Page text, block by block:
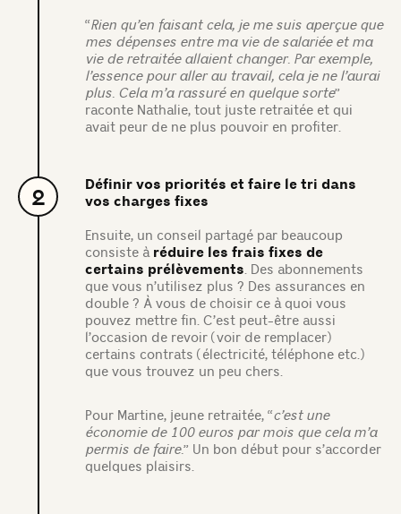
“Rien qu’en faisant cela, je me suis aperçue que
mes dépenses entre ma vie de salariée et ma
vie de retraitée allaient changer. Par exemple,
l’essence pour aller au travail, cela je ne l’aurai
plus. Cela m’a rassuré en quelque sorte”
raconte Nathalie, tout juste retraitée et qui
avait peur de ne plus pouvoir en profiter.
2
Définir vos priorités et faire le tri dans
vos charges fixes
Ensuite, un conseil partagé par beaucoup
consiste à réduire les frais fixes de
certains prélèvements. Des abonnements
que vous n’utilisez plus ? Des assurances en
double ? À vous de choisir ce à quoi vous
pouvez mettre fin. C’est peut-être aussi
l’occasion de revoir (voir de remplacer)
certains contrats (électricité, téléphone etc.)
que vous trouvez un peu chers.
Pour Martine, jeune retraitée, “c’est une
économie de 100 euros par mois que cela m’a
permis de faire.” Un bon début pour s’accorder
quelques plaisirs.